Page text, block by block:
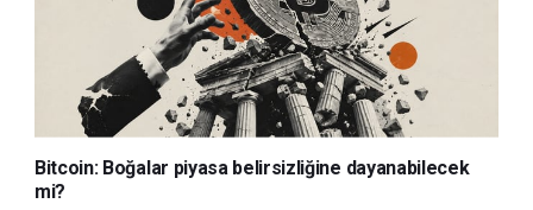
Bitcoin: Boğalar piyasa belirsizliğine dayanabilecek
mi?